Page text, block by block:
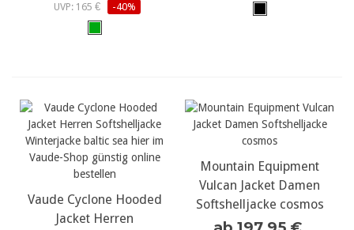
UVP: 165 € -40%
Vaude Cyclone Hooded
Jacket Herren
Mountain Equipment
Vulcan Jacket Damen
Softshelljacke cosmos